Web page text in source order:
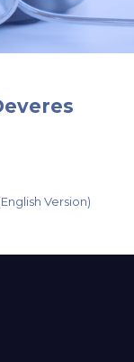
Version)